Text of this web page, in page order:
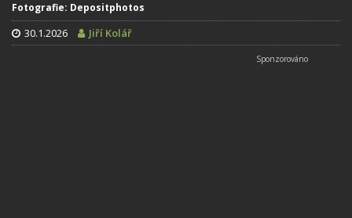
Fotografie: Depositphotos
30.1.2026 Jiří Kolář